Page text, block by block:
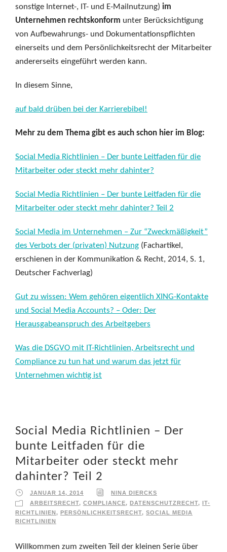
sonstige Internet-, IT- und E-Mailnutzung) im
Unternehmen rechtskonform unter Berücksichtigung
von Aufbewahrungs- und Dokumentationspflichten
einerseits und dem Persönlichkeitsrecht der Mitarbeiter
andererseits eingeführt werden kann.
In diesem Sinne,
auf bald drüben bei der Karrierebibel!
Mehr zu dem Thema gibt es auch schon hier im Blog:
Social Media Richtlinien – Der bunte Leitfaden für die
Mitarbeiter oder steckt mehr dahinter?
Social Media Richtlinien – Der bunte Leitfaden für die
Mitarbeiter oder steckt mehr dahinter? Teil 2
Social Media im Unternehmen – Zur “Zweckmäßigkeit”
des Verbots der (privaten) Nutzung (Fachartikel,
erschienen in der Kommunikation & Recht, 2014, S. 1,
Deutscher Fachverlag)
Gut zu wissen: Wem gehören eigentlich XING-Kontakte
und Social Media Accounts? – Oder: Der
Herausgabeanspruch des Arbeitgebers
Was die DSGVO mit IT-Richtlinien, Arbeitsrecht und
Compliance zu tun hat und warum das jetzt für
Unternehmen wichtig ist
Social Media Richtlinien – Der
bunte Leitfaden für die
Mitarbeiter oder steckt mehr
dahinter? Teil 2
JANUAR 14, 2014
NINA DIERCKS
ARBEITSRECHT, COMPLIANCE, DATENSCHUTZRECHT,
IT-
RICHTLINIEN, PERSÖNLICHKEITSRECHT, SOCIAL MEDIA
RICHTLINIEN
Willkommen zum zweiten Teil der kleinen Serie über